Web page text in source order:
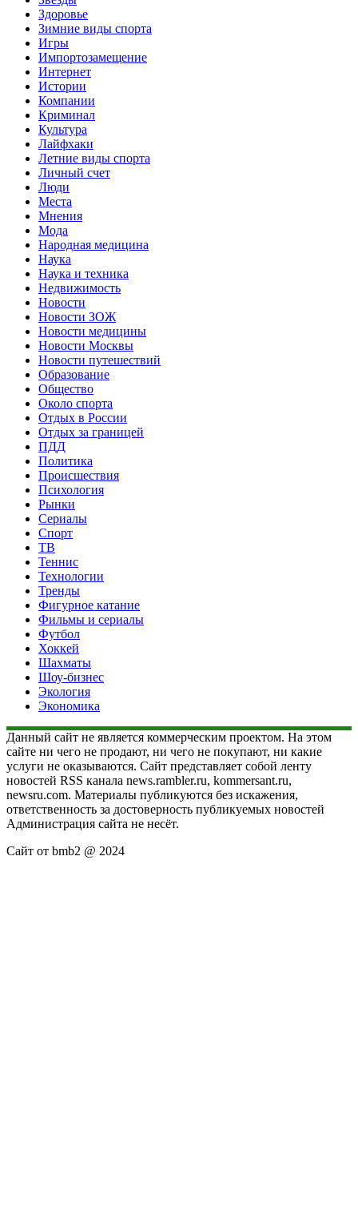
Здоровье
Зимние виды спорта
Игры
Импортозамещение
Интернет
Истории
Компании
Криминал
Культура
Лайфхаки
Летние виды спорта
Личный счет
Люди
Места
Мнения
Мода
Народная медицина
Наука
Наука и техника
Недвижимость
Новости
Новости ЗОЖ
Новости медицины
Новости Москвы
Новости путешествий
Образование
Общество
Около спорта
Отдых в России
Отдых за границей
ПДД
Политика
Происшествия
Психология
Рынки
Сериалы
Спорт
ТВ
Теннис
Технологии
Тренды
Фигурное катание
Фильмы и сериалы
Футбол
Хоккей
Шахматы
Шоу-бизнес
Экология
Экономика
Данный сайт не является коммерческим проектом. На этом
сайте ни чего не продают, ни чего не покупают, ни какие
услуги не оказываются. Сайт представляет собой ленту
новостей RSS канала news.rambler.ru, kommersant.ru,
newsru.com. Материалы публикуются без искажения,
ответственность за достоверность публикуемых новостей
Администрация сайта не несёт.
Сайт от bmb2 @ 2024